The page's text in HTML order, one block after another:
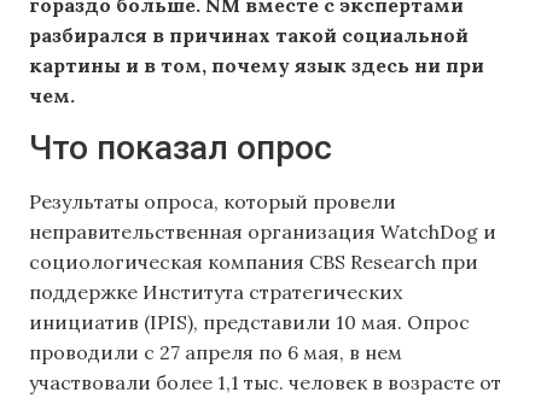
гораздо больше. NM вместе с экспертами
разбирался в причинах такой социальной
картины и в том, почему язык здесь ни при
чем.
Что показал опрос
Результаты опроса, который провели
неправительственная организация WatchDog и
социологическая компания CBS Research при
поддержке Института стратегических
инициатив (IPIS), представили 10 мая. Опрос
проводили с 27 апреля по 6 мая, в нем
участвовали более 1,1 тыс. человек в возрасте от